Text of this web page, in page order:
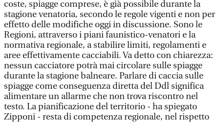
coste, spiagge comprese, è già possibile durante la
stagione venatoria, secondo le regole vigenti e non per
effetto delle modifiche oggi in discussione. Sono le
Regioni, attraverso i piani faunistico-venatori e la
normativa regionale, a stabilire limiti, regolamenti e
aree effettivamente cacciabili. Va detto con chiarezza:
nessun cacciatore potrà mai circolare sulle spiagge
durante la stagione balneare. Parlare di caccia sulle
spiagge come conseguenza diretta del Ddl significa
alimentare un allarme che non trova riscontro nel
testo. La pianificazione del territorio - ha spiegato
Zipponi - resta di competenza regionale, nel rispetto